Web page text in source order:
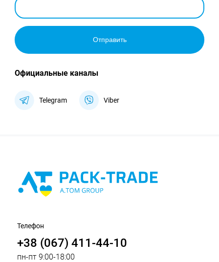
Отправить
Официальные каналы
Telegram Viber
Телефон
+38 (067) 411-44-10
пн-пт 9:00-18:00